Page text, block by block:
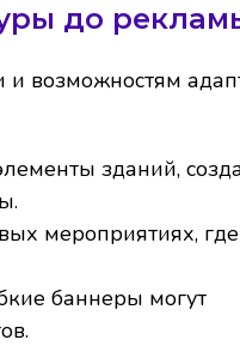
до
и возможностям
зданий,
мероприятиях, где
баннеры могут